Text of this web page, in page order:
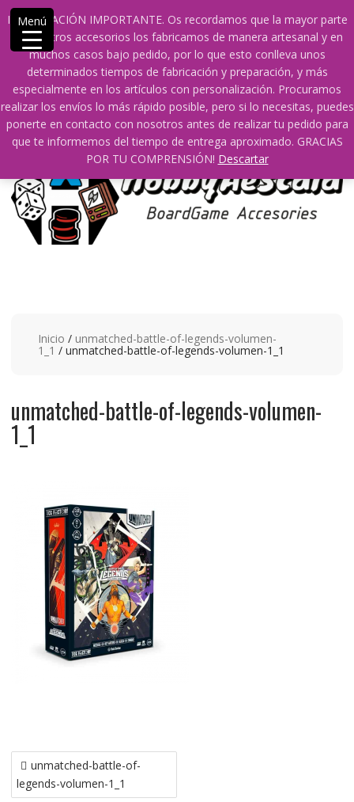
INFORMACIÓN IMPORTANTE. Os recordamos que la mayor parte
de nuestros accesorios los fabricamos de manera artesanal y en
muchos casos bajo pedido, por lo que esto conlleva unos
determinados tiempos de fabricación y preparación, y más
especialmente en los artículos con personalización. Procuramos
realizar los envíos lo más rápido posible, pero si lo necesitas, puedes
ponerte en contacto con nosotros antes de realizar tu pedido para
que te informemos del tiempo de entrega aproximado. GRACIAS
POR TU COMPRENSIÓN! Descartar
Saltar
contenido
609241475 SOLO DE 10:00 a 14:00
info@hobbyaescala.com
San Fernando de Henares
10:00 - 14:00
Mi cuenta
0 0
Inicio / unmatched-battle-of-legends-volumen-
1_1 / unmatched-battle-of-legends-volumen-1_1
unmatched-battle-of-legends-volumen-
1_1
Navegación
de
unmatched-battle-of-
legends-volumen-1_1
Menú